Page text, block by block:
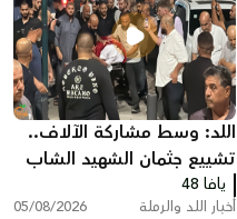
اللد: وسط مشاركة الآلاف..
تشييع جثمان الشهيد الشاب
سامي جعصوص
يافا 48
أخبار اللد والرملة 05/08/2026